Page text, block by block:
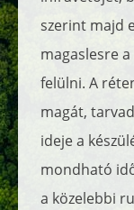
szerint majd
magaslesre
felülni. A
magát,
ideje a
mondható
a közelebbi